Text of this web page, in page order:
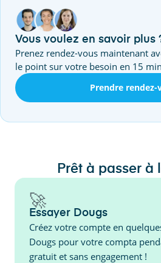
Vous voulez en savoir plus
Prenez rendez-vous maintenant
le point sur votre besoin en 15
Prendre rendez-
Prêt à passer à
🚀
Essayer Dougs
Créez votre compte en
Dougs pour votre compta
gratuit et sans engagement !